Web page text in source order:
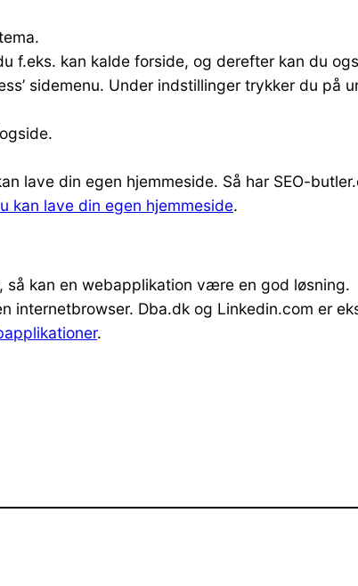
f.eks. kan kalde forside, og derefter kan du
sidemenu. Under indstillinger trykker du på
lave din egen hjemmeside. Så har SEO-
kan lave din egen hjemmeside.
kan en webapplikation være en god løsning.
internetbrowser. Dba.dk og Linkedin.com er
.